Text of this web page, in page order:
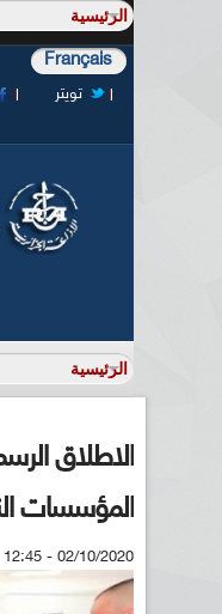
Français
تويتر
الاطلاق
المؤسسات
02/10/2020 - 12:45